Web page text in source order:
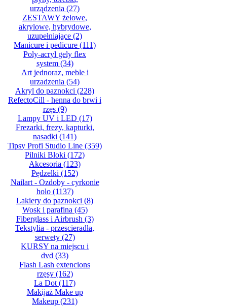
urządzenia (27)
ZESTAWY żelowe,
akrylowe, hybrydowe,
uzupełniające (2)
Manicure i pedicure (111)
Poly-acryl gely flex
system(34)
Art jednoraz, meble i
urzadzenia (54)
Akryl do paznokci (228)
RefectoCill - henna do brwi i
rzęs(9)
Lampy UV i LED (17)
Frezarki, frezy, kapturki,
nasadki (141)
Tipsy Profi Studio Line (359)
Pilniki Bloki (172)
Akcesoria (123)
Pędzelki (152)
Nailart - Ozdoby - cyrkonie
holo(1137)
Lakiery do paznokci (8)
Wosk i parafina (45)
Fiberglass i Airbrush (3)
Tekstylia - przescieradła,
serwety(27)
KURSY na miejscu i
dvd (33)
Flash Lash extencions
rzęsy(162)
La Dot (117)
Makijaż Make up
Makeup (231)